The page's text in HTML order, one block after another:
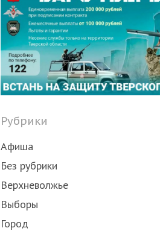
Рубрики
Афиша
Без рубрики
Верхневолжье
Выборы
Город